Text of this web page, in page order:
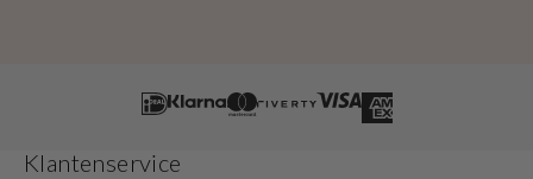
Klantenservice